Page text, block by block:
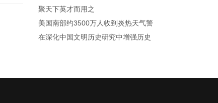
聚天下英才而用之
美国南部约3500万人收到炎热天气警
在深化中国文明历史研究中增强历史